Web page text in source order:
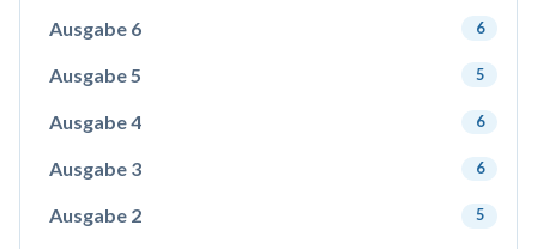
Ausgabe 6 6
Ausgabe 5 5
Ausgabe 4 6
Ausgabe 3 6
Ausgabe 2 5